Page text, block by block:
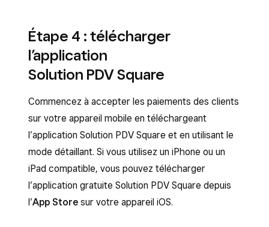
Étape 4 : télécharger
l’application
Solution PDV Square
Commencez à accepter les paiements des clients
sur votre appareil mobile en téléchargeant
l’application Solution PDV Square et en utilisant le
mode détaillant. Si vous utilisez un iPhone ou un
iPad compatible, vous pouvez télécharger
l’application gratuite Solution PDV Square depuis
l’App Store sur votre appareil iOS.